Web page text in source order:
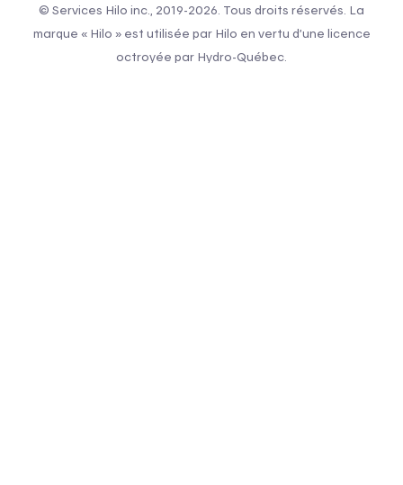
© Services Hilo inc., 2019-2026. Tous droits réservés. La
marque « Hilo » est utilisée par Hilo en vertu d’une licence
octroyée par Hydro-Québec.